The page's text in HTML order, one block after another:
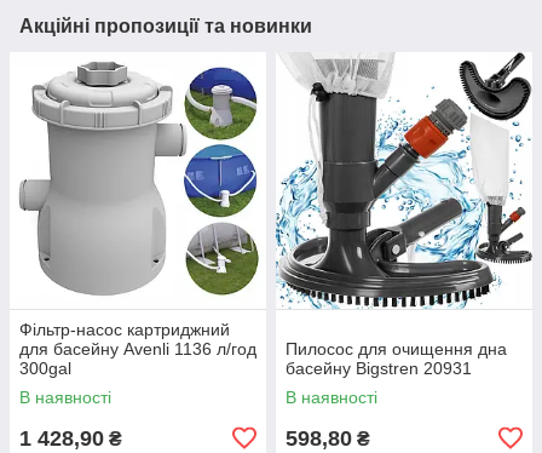
Акційні пропозиції та новинки
Фільтр-насос картриджний
для басейну Avenli 1136 л/год
300gal
В наявності
1 428,90 ₴
Пилосос для очищення дна
басейну Bigstren 20931
В наявності
598,80 ₴